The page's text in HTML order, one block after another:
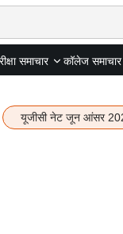
समाचार कॉलेज समाचार
यूजीसी नेट जून आंसर